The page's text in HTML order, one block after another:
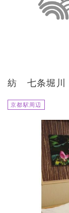
紡 七条堀川
京都駅周辺